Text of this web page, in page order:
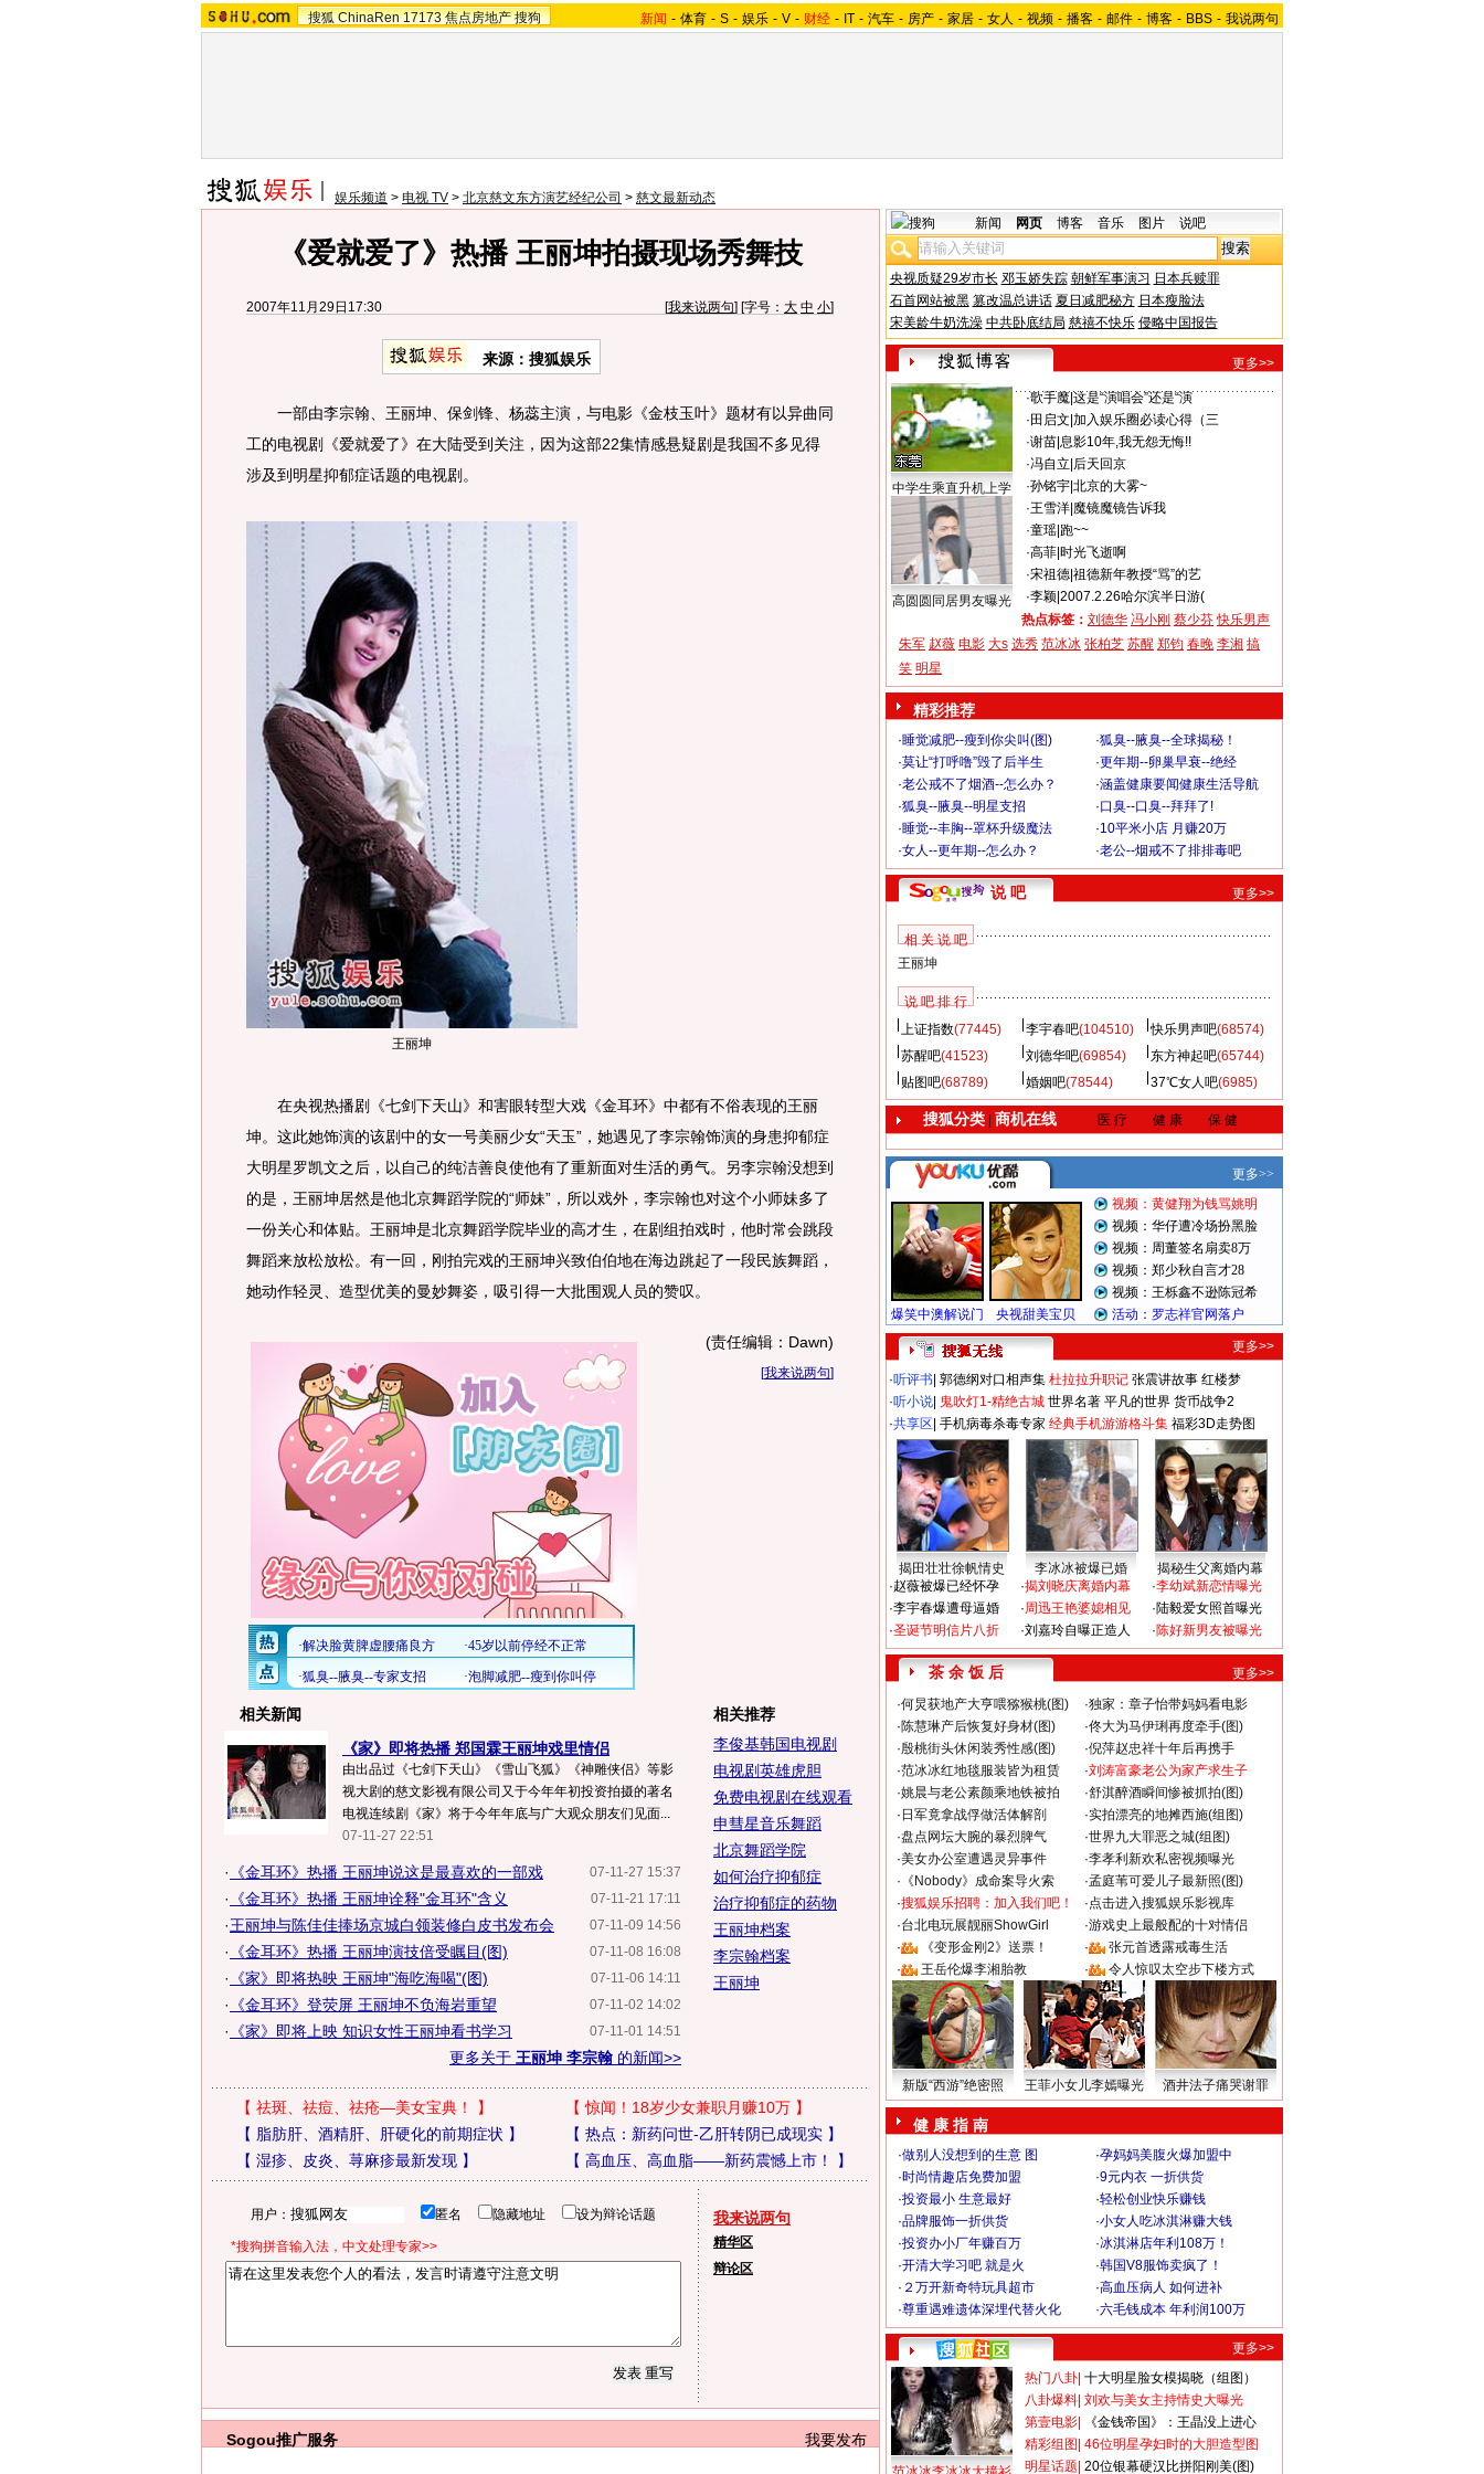
搜狐 ChinaRen 17173 焦点房地产 搜狗 新闻 - 体育 - S - 娱乐 - V - 财经 - IT - 汽车 - 房产 - 家居 - 女人 - 视频 - 播客 - 邮件 - 博客 - BBS - 我说两句
娱乐频道 > 电视 TV > 北京慈文东方演艺经纪公司 > 慈文最新动态
《爱就爱了》热播 王丽坤拍摄现场秀舞技
2007年11月29日17:30 [我来说两句] [字号： 大 中 小]
来源：搜狐娱乐
一部由李宗翰、王丽坤、保剑锋、杨蕊主演，与电影《金枝玉叶》题材有以异曲同
工的电视剧《爱就爱了》在大陆受到关注，因为这部22集情感悬疑剧是我国不多见得
涉及到明星抑郁症话题的电视剧。
王丽坤
在央视热播剧《七剑下天山》和害眼转型大戏《金耳环》中都有不俗表现的王丽
坤。这此她饰演的该剧中的女一号美丽少女“天玉”，她遇见了李宗翰饰演的身患抑郁症
大明星罗凯文之后，以自己的纯洁善良使他有了重新面对生活的勇气。另李宗翰没想到
的是，王丽坤居然是他北京舞蹈学院的“师妹”，所以戏外，李宗翰也对这个小师妹多了
一份关心和体贴。王丽坤是北京舞蹈学院毕业的高才生，在剧组拍戏时，他时常会跳段
舞蹈来放松放松。有一回，刚拍完戏的王丽坤兴致伯伯地在海边跳起了一段民族舞蹈，
她动作轻灵、造型优美的曼妙舞姿，吸引得一大批围观人员的赞叹。
(责任编辑：Dawn)
[我来说两句]
相关新闻
《家》即将热播 郑国霖王丽坤戏里情侣
由出品过《七剑下天山》《雪山飞狐》《神雕侠侣》等影
视大剧的慈文影视有限公司又于今年年初投资拍摄的著名
电视连续剧《家》将于今年年底与广大观众朋友们见面...
07-11-27 22:51
07-11-27 15:37
· 《金耳环》热播 王丽坤说这是最喜欢的一部戏
07-11-21 17:11
· 《金耳环》热播 王丽坤诠释"金耳环"含义
07-11-09 14:56
·王丽坤与陈佳佳捧场京城白领装修白皮书发布会
07-11-08 16:08
· 《金耳环》热播 王丽坤演技倍受瞩目(图)
07-11-06 14:11
· 《家》即将热映 王丽坤"海吃海喝"(图)
07-11-02 14:02
· 《金耳环》登荧屏 王丽坤不负海岩重望
07-11-01 14:51
·
《家》即将上映 知识女性王丽坤看书学习
更多关于 王丽坤 李宗翰 的新闻>>
相关推荐
李俊基韩国电视剧
电视剧英雄虎胆
免费电视剧在线观看
申彗星音乐舞蹈
北京舞蹈学院
如何治疗抑郁症
治疗抑郁症的药物
王丽坤档案
李宗翰档案
王丽坤
【 祛斑、祛痘、祛疮—美女宝典！ 】 【惊闻！18岁少女兼职月赚10万】
【 脂肪肝、酒精肝、肝硬化的前期症状 】 【 热点：新药问世-乙肝转阴已成现实】
【 湿疹、皮炎、荨麻疹最新发现】 【 高血压、高血脂——新药震憾上市！ 】
用户： 匿名 隐藏地址 设为辩论话题
*搜狗拼音输入法，中文处理专家>>
我来说两句
精华区
辩论区
我要发布
Sogou推广服务
新闻 网页 博客 音乐 图片 说吧
央视质疑29岁市长 邓玉娇失踪 朝鲜军事演习 日本兵赎罪
石首网站被黑 篡改温总讲话 夏日减肥秘方 日本瘦脸法
宋美龄牛奶洗澡 中共卧底结局 慈禧不快乐 侵略中国报告
更多>>
中学生乘直升机上学
高圆圆同居男友曝光
·歌手魔| 这是“演唱会”还是“演
· 田启文 加入娱乐圈必读心得（三
·谢苗| 息影10年,我无怨无悔!!
·冯自立 后天回京
·孙铭宇| 北京的大雾~
·王雪洋| 魔镜魔镜告诉我
·童瑶| 跑~~
·高菲| 时光飞逝啊
·宋祖德| 祖德新年教授“骂”的艺
·李颖| 2007.2.26哈尔滨半日游(
热点标签： 刘德华 冯小刚 蔡少芬 快乐男声
朱军 赵薇 电影 大s 选秀 范冰冰 张柏芝 苏醒 郑钧 春晚 李湘 搞
笑 明星
精彩推荐
·睡觉减肥--瘦到你尖叫(图) ·狐臭--腋臭--全球揭秘！
·莫让“打呼噜”毁了后半生 ·更年期--卵巢早衰--绝经
·老公戒不了烟酒--怎么办？ ·涵盖健康要闻健康生活导航
·狐臭--腋臭--明星支招 ·口臭--口臭--拜拜了!
·睡觉--丰胸--罩杯升级魔法 ·10平米小店 月赚20万
·女人--更年期--怎么办？ ·老公--烟戒不了排排毒吧
说 吧 更多>>
相 关 说 吧
王丽坤
说 吧 排 行
上证指数(77445) 李宇春吧(104510) 快乐男声吧(68574)
苏醒吧(41523) 刘德华吧(69854) 东方神起吧(65744)
贴图吧(68789) 婚姻吧(78544) 37℃女人吧(6985)
搜狐分类| 商机在线 医 疗 健 康 保 健
更多>>
·听评书 郭德纲对口相声集 杜拉拉升职记 张震讲故事 红楼梦
·听小说 鬼吹灯1-精绝古城 世界名著 平凡的世界 货币战争2
·共享区 手机病毒杀毒专家 经典手机游游格斗集 福彩3D走势图
揭田壮壮徐帆情史 李冰冰被爆已婚
揭秘生父离婚内幕
·赵薇被爆已经怀孕
·李宇春爆遭母逼婚
·圣诞节明信片八折
·揭刘晓庆离婚内幕
·周迅王艳婆媳相见
·刘嘉玲自曝正造人
·李幼斌新恋情曝光
·陆毅爱女照首曝光
·陈好新男友被曝光
茶 余 饭 后
更多>>
·何炅获地产大亨喂猕猴桃(图) ·独家：章子怡带妈妈看电影
·陈慧琳产后恢复好身材(图) ·佟大为马伊琍再度牵手(图)
·殷桃街头休闲装秀性感(图) ·倪萍赵忠祥十年后再携手
·范冰冰红地毯服装皆为租赁 ·刘涛富豪老公为家产求生子
·姚晨与老公素颜乘地铁被拍 ·舒淇醉酒瞬间惨被抓拍(图)
· 日军竟拿战俘做活体解剖 ·实拍漂亮的地摊西施(组图)
·盘点网坛大腕的暴烈脾气 ·世界九大罪恶之城(组图)
·美女办公室遭遇灵异事件 ·李孝利新欢私密视频曝光
· 《Nobody》成命案导火索 ·孟庭苇可爱儿子最新照(图)
·搜狐娱乐招聘：加入我们吧！ ·点击进入搜狐娱乐影视库
·台北电玩展靓丽ShowGirl ·游戏史上最般配的十对情侣
·
《变形金刚2》送票！ ·
张元首透露戒毒生活
·
王岳伦爆李湘胎教 · 令人惊叹太空步下楼方式
新版“西游”绝密照 王菲小女儿李嫣曝光 酒井法子痛哭谢罪
健 康 指 南
·做别人没想到的生意 图 ·孕妈妈美腹火爆加盟中
·时尚情趣店免费加盟 ·9元内衣 一折供货
·投资最小 生意最好 ·轻松创业快乐赚钱
·品牌服饰一折供货 ·小女人吃冰淇淋赚大钱
·投资办小厂年赚百万 ·冰淇淋店年利108万！
·开清大学习吧 就是火 ·韩国V8服饰卖疯了！
· ２万开新奇特玩具超市 ·高血压病人 如何进补
·尊重遇难遗体深埋代替火化 ·六毛钱成本 年利润100万
更多>>
热门八卦 十大明星脸女模揭晓（组图）
八卦爆料 刘欢与美女主持情史大曝光
第壹电影
《金钱帝国》：王晶没上进心
精彩组图 46位明星孕妇时的大胆造型图
明星话题 20位银幕硬汉比拼阳刚美(图)